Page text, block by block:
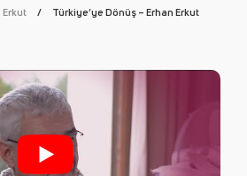
Erkut Türkiye’ye Dönüş – Erhan Erkut